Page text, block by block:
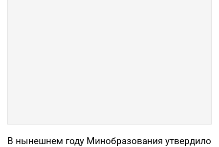
В нынешнем году Минобразования утвердило